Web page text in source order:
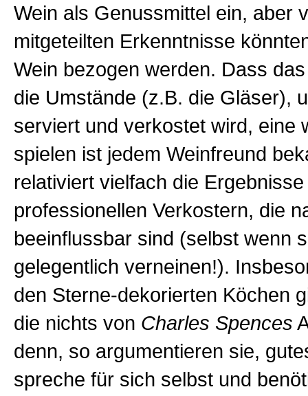
Wein als Genussmittel ein, aber
mitgeteilten Erkenntnisse
Wein bezogen werden. Dass
die Umstände (z.B. die Gläser),
serviert und verkostet wird, eine
spielen ist jedem Weinfreund
relativiert vielfach die
professionellen Verkostern, die
beeinflussbar sind (selbst wenn
gelegentlich verneinen!).
den Sterne-dekorierten Köchen
die nichts von Charles Spences
denn, so argumentieren sie,
spreche für sich selbst und